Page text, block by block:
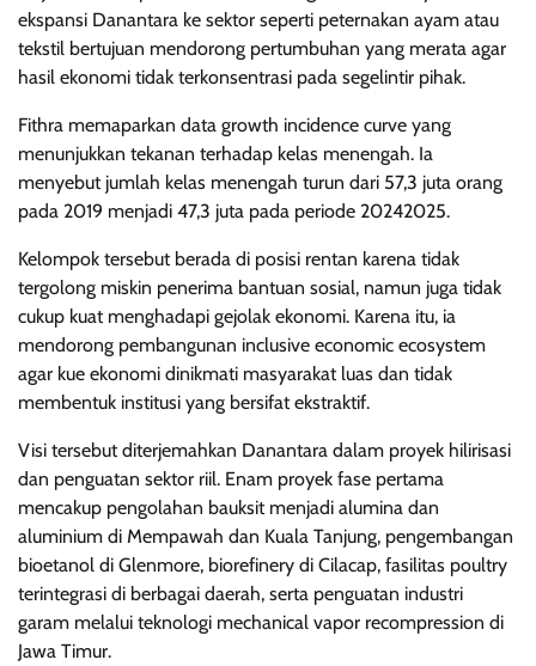
ekspansi Danantara ke sektor seperti peternakan ayam atau
tekstil bertujuan mendorong pertumbuhan yang merata agar
hasil ekonomi tidak terkonsentrasi pada segelintir pihak.
Fithra memaparkan data growth incidence curve yang
menunjukkan tekanan terhadap kelas menengah. Ia
menyebut jumlah kelas menengah turun dari 57,3 juta orang
pada 2019 menjadi 47,3 juta pada periode 20242025.
Kelompok tersebut berada di posisi rentan karena tidak
tergolong miskin penerima bantuan sosial, namun juga tidak
cukup kuat menghadapi gejolak ekonomi. Karena itu, ia
mendorong pembangunan inclusive economic ecosystem
agar kue ekonomi dinikmati masyarakat luas dan tidak
membentuk institusi yang bersifat ekstraktif.
Visi tersebut diterjemahkan Danantara dalam proyek hilirisasi
dan penguatan sektor riil. Enam proyek fase pertama
mencakup pengolahan bauksit menjadi alumina dan
aluminium di Mempawah dan Kuala Tanjung, pengembangan
bioetanol di Glenmore, biorefinery di Cilacap, fasilitas poultry
terintegrasi di berbagai daerah, serta penguatan industri
garam melalui teknologi mechanical vapor recompression di
Jawa Timur.